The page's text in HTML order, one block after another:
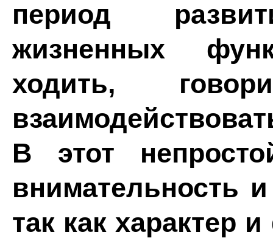
период
жизненных
ходить,
В этот
внимательность
так как характер